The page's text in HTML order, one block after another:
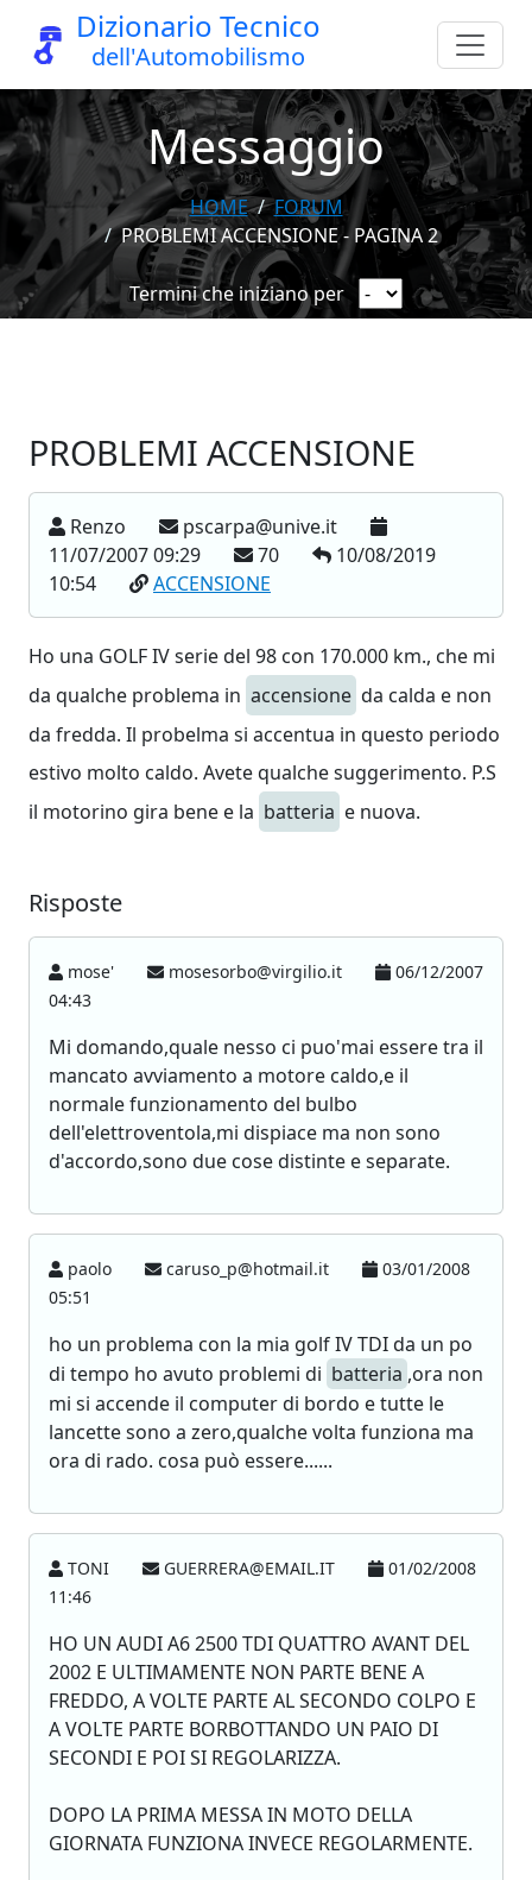
Dizionario Tecnico
dell'Automobilismo
Messaggio
HOME
FORUM
PROBLEMI ACCENSIONE - PAGINA 2
Termini che iniziano per
PROBLEMI ACCENSIONE
Renzo
pscarpa@unive.it
11/07/2007 09:29
70
10/08/2019
10:54
ACCENSIONE
Ho una GOLF IV serie del 98 con 170.000 km., che mi
da qualche problema in accensione da calda e non
da fredda. Il probelma si accentua in questo periodo
estivo molto caldo. Avete qualche suggerimento. P.S
il motorino gira bene e la batteria e nuova.
Risposte
mose' mosesorbo@virgilio.it
06/12/2007
04:43
Mi domando,quale nesso ci puo'mai essere tra il
mancato avviamento a motore caldo,e il
normale funzionamento del bulbo
dell'elettroventola,mi dispiace ma non sono
d'accordo,sono due cose distinte e separate.
paolo caruso_p@hotmail.it
03/01/2008
05:51
ho un problema con la mia golf IV TDI da un po
di tempo ho avuto problemi di batteria ,ora non
mi si accende il computer di bordo e tutte le
lancette sono a zero,qualche volta funziona ma
ora di rado. cosa può essere......
TONI GUERRERA@EMAIL.IT
01/02/2008
11:46
HO UN AUDI A6 2500 TDI QUATTRO AVANT DEL
2002 E ULTIMAMENTE NON PARTE BENE A
FREDDO, A VOLTE PARTE AL SECONDO COLPO E
A VOLTE PARTE BORBOTTANDO UN PAIO DI
SECONDI E POI SI REGOLARIZZA.
DOPO LA PRIMA MESSA IN MOTO DELLA
GIORNATA FUNZIONA INVECE REGOLARMENTE.